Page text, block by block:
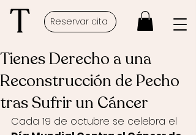
Reservar cita
Tienes Derecho a una
Reconstrucción de Pecho
tras Sufrir un Cáncer
Cada 19 de octubre se celebra el